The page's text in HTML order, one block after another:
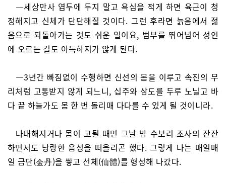
―세상만사 염두에 두지 말고 욕심을 적게 하면 육근이 청
정해지고 신체가 단단해질 것이다. 그런 후라면 늙음에서 젊
음으로 되돌아가는 것도 쉬운 일이요, 범부를 뛰어넘어 성인
에 오르는 길도 아득하지가 않게 된다.
―3년간 빠짐없이 수행하면 신선의 몸을 이루고 속진의 무
리처럼 고통받지 않게 되느니, 십주와 삼도를 두루 노닐고 바
다 끝 하늘가도 몸 한 번 돌리매 다다를 수 있게 될 것이니라.
나태해지거나 몸이 고될 때면 그날 밤 수보리 조사의 잔잔
하면서도 낭랑한 음성을 떠올리곤 했다. 그렇게 나는 매일매
일 금단(金丹)을 쌓고 선체(仙體)를 형성해 나갔다.